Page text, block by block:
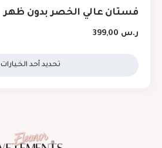
فستان عالي الخصر بدون ظهر
ر.س
تحديد أحد الخيارات